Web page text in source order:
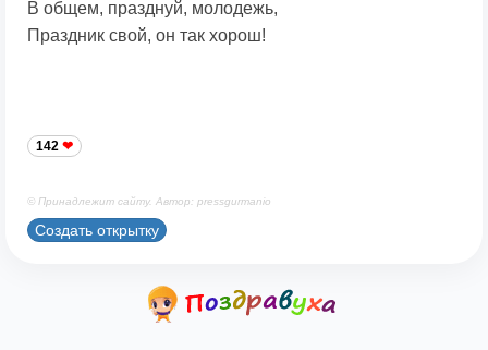
В общем, празднуй, молодежь,
Праздник свой, он так хорош!
142
© Принадлежит сайту. Автор: pressgurmanio
Создать открытку